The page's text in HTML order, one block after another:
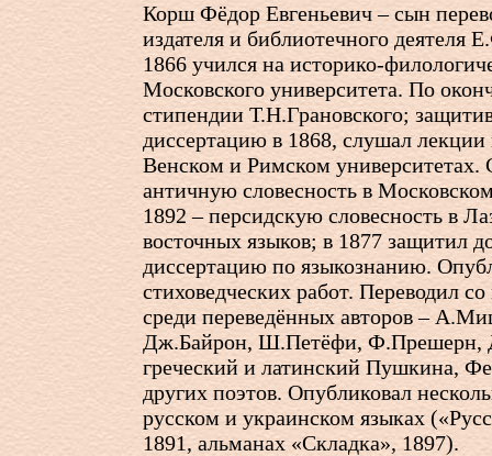
Корш Фёдор Евгеньевич – сын
издателя и библиотечного деятеля
1866 учился на историко-
Московского университета. По
стипендии Т.Н.Грановского;
диссертацию в 1868, слушал
Венском и Римском университетах.
античную словесность в
1892 – персидскую словесность в
восточных языков; в 1877 защитил
диссертацию по языкознанию.
стиховедческих работ. Переводил
среди переведённых авторов –
Дж.Байрон, Ш.Петёфи, Ф.Прешерн,
греческий и латинский Пушкина,
других поэтов. Опубликовал
русском и украинском языках
1891, альманах «Складка», 1897).